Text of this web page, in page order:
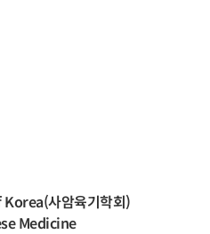
사암육기학회)
Medicine